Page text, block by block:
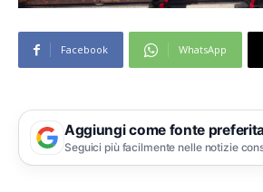
Facebook WhatsApp
Aggiungi come fonte
Seguici più facilmente nelle notizie